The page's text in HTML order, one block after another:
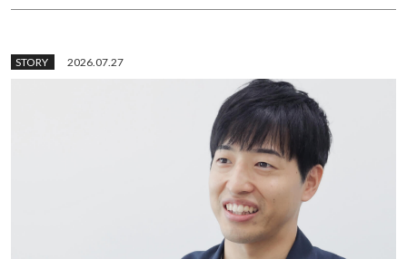
STORY 2026.07.27